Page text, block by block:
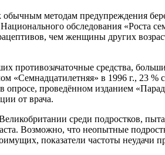
обычным методам предупреждения
обследования «Роста
чем женщины других
средства,
«Семнадцатилетняя» в 1996 г., 23
опросе, проведённом изданием
от врача.
среди подростков,
Возможно, что неопытные
показатели частоты неудачи